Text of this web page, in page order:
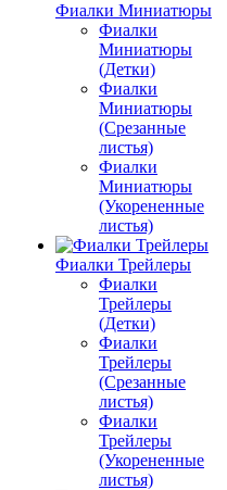
Фиалки Миниатюры
Фиалки
Миниатюры
(Детки)
Фиалки
Миниатюры
(Срезанные
листья)
Фиалки
Миниатюры
(Укорененные
листья)
Фиалки Трейлеры
Фиалки
Трейлеры
(Детки)
Фиалки
Трейлеры
(Срезанные
листья)
Фиалки
Трейлеры
(Укорененные
листья)